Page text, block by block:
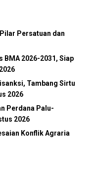
Persatuan dan
BMA 2026-2031, Siap
Tambang Sirtu
2026
Perdana Palu-
2026
Konflik Agraria